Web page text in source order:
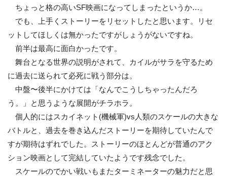
ちょっと格の高いSF映画になってしまったというか…。
でも、上手くストーリーをリセットしたと思います。リセ
ットしてほしくは無かったですがしょうがないですね。
前半は最高に面白かったです。
舞台となる世界の説明がされて、カイルがサラを守るため
に過去に送られて必死に戦う部分は。
中盤〜後半にかけては「なんでこうしちゃったんだろ
う。」と思うような展開がチラホラ。
個人的にはスカイネット(機械軍)vs人類のスケールの大きな
バトルと、過去を巻き込んだストーリーを期待していたんで
すが期待はずれでした。ストーリーのほとんどが普通のアク
ション映画として完結していたようです残念でした。
スケールのでかい戦いもまたターミネーターの魅力だと思